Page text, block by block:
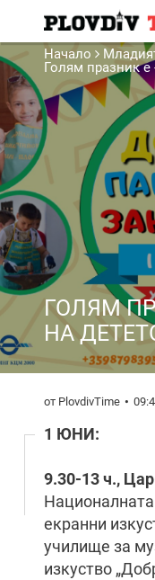
Начало
ГОЛЯМ
НА
от PlovdivTime
1 ЮНИ:
9.30-13 ч.,
екранни
училище за
изкуство